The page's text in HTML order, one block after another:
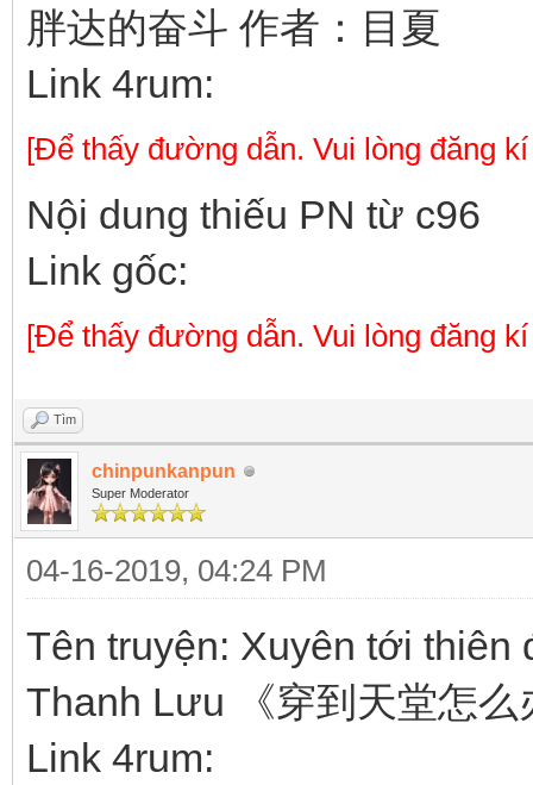
胖达的奋斗 作者：目夏
Link 4rum:
[Để thấy đường dẫn. Vui lòng đăng
Nội dung thiếu PN từ c96
Link gốc:
[Để thấy đường dẫn. Vui lòng đăng
Tìm
chinpunkanpun
Super Moderator
04-16-2019, 04:24 PM
Tên truyện: Xuyên tới
Thanh Lưu 《穿到天堂怎么
Link 4rum: